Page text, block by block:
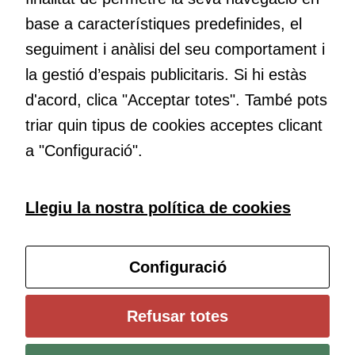
Educació
transformació. Volem contribuir a millorar-la impulsant
metodologies docents actives i ambients d’aprenentatge
dinàmics.
Subscriu-te al butlletí
Configura les cookies
Universitat de Girona
Política de cookies
Avís legal i protecció de dades Contacte
base a característiques predefinides, el
seguiment i anàlisi del seu comportament i
la gestió d’espais publicitaris. Si hi estàs
d'acord, clica "Acceptar totes". També pots
triar quin tipus de cookies acceptes clicant
a "Configuració".
Llegiu la nostra política de cookies
Configuració
Refusar totes
Cookies
són
Són
necessàries
lloc web
funcioni.